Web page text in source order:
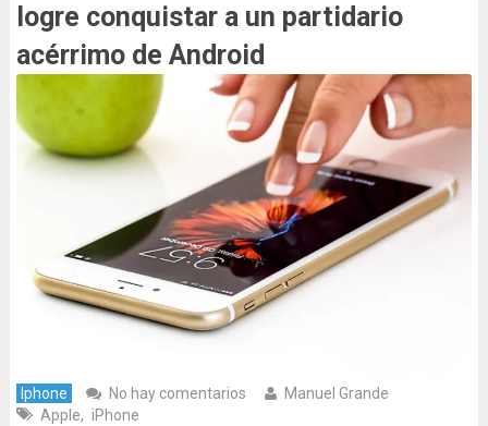
logre conquistar a un partidario
acérrimo de Android
Iphone No hay comentarios
Manuel Grande
Apple, iPhone